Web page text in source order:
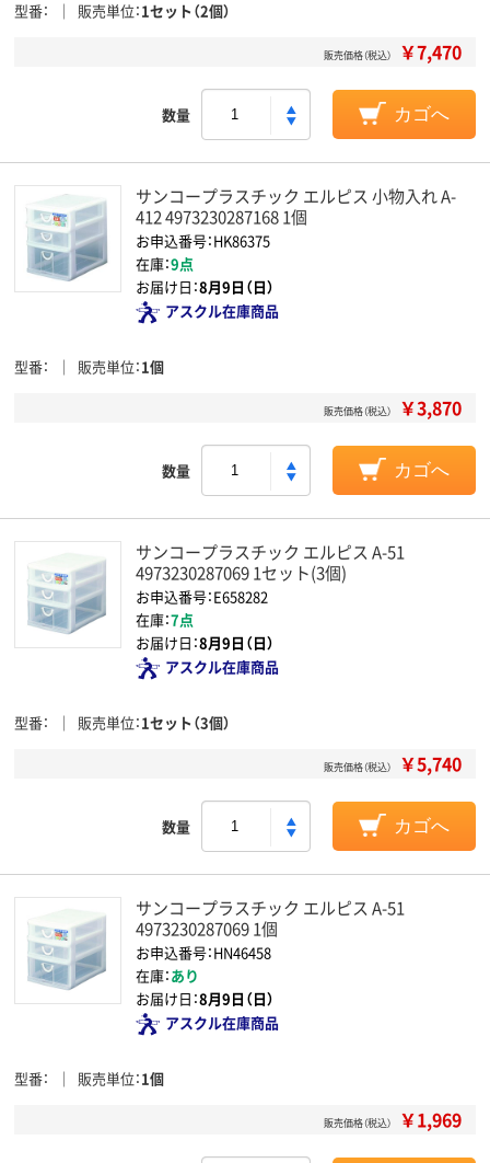
型番 販売単位 1セット（2個）
販売価格（税込） ￥7,470
数量 カゴへ
サンコープラスチック エルピス 小物入れ A-
412 4973230287168 1個
お申込番号：HK86375
在庫：9点
お届け日：8月9日（日）
アスクル在庫商品
型番 販売単位 1個
販売価格（税込） ￥3,870
数量 カゴへ
サンコープラスチック エルピス A-51
4973230287069 1セット(3個)
お申込番号：E658282
在庫：7点
お届け日：8月9日（日）
アスクル在庫商品
型番 販売単位 1セット（3個）
販売価格（税込） ￥5,740
数量 カゴへ
サンコープラスチック エルピス A-51
4973230287069 1個
お申込番号：HN46458
在庫：あり
お届け日：8月9日（日）
アスクル在庫商品
型番 販売単位 1個
販売価格（税込） ￥1,969